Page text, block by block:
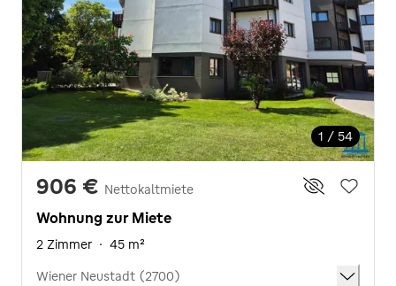
1 / 54
906 € Nettokaltmiete
Wohnung zur Miete
2 Zimmer · 45 m²
Wiener Neustadt (2700)